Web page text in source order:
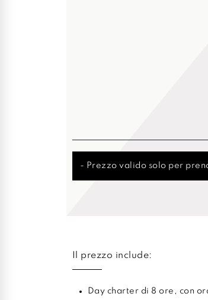
- Prezzo valido solo per
Il prezzo include:
Day charter di 8 ore, con